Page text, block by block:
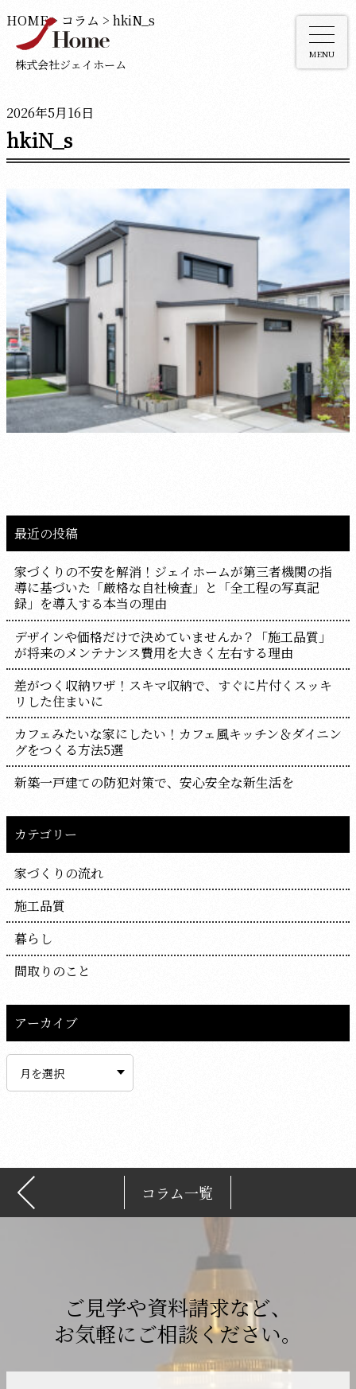
株式会社ジェイホーム
MENU
HOME> コラム > hkiN_s
2026年5月16日
hkiN_s
最近の投稿
家づくりの不安を解消！ジェイホームが第三者機関の指
導に基づいた「厳格な自社検査」と「全工程の写真記
録」を導入する本当の理由
デザインや価格だけで決めていませんか？「施工品質」
が将来のメンテナンス費用を大きく左右する理由
差がつく収納ワザ！スキマ収納で、すぐに片付くスッキ
リした住まいに
カフェみたいな家にしたい！カフェ風キッチン＆ダイニン
グをつくる方法5選
新築一戸建ての防犯対策で、安心安全な新生活を
カテゴリー
家づくりの流れ
施工品質
暮らし
間取りのこと
アーカイブ
イ
コラム一覧
ご見学や資料請求など、
お気軽にご相談ください。